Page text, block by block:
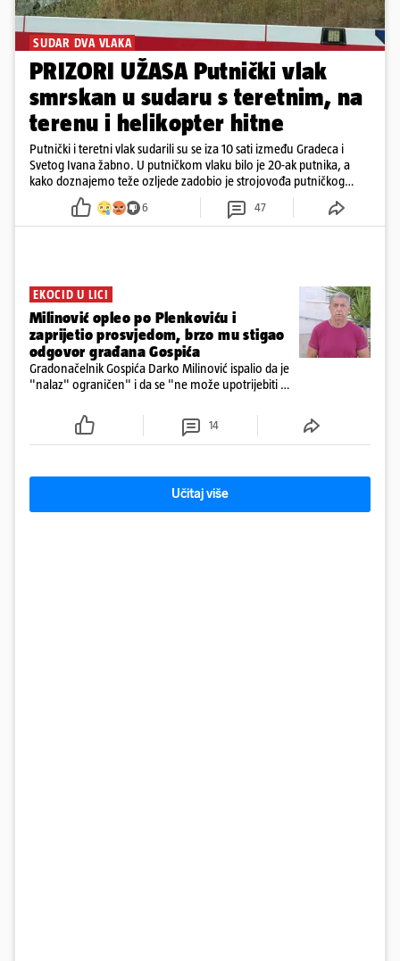
SUDAR DVA VLAKA
PRIZORI UŽASA Putnički vlak
smrskan u sudaru s teretnim, na
terenu i helikopter hitne
Putnički i teretni vlak sudarili su se iza 10 sati između Gradeca i
Svetog Ivana žabno. U putničkom vlaku bilo je 20-ak putnika, a
kako doznajemo teže ozljede zadobio je strojovođa putničkog
vlaka. Zatvoren je promet, a fotoreporteri Prigorskog objavili su
prve snimke s mjesta sudara
6 47
EKOCID U LICI
Milinović opleo po Plenkoviću i
zaprijetio prosvjedom, brzo mu stigao
odgovor građana Gospića
Gradonačelnik Gospića Darko Milinović ispalio da je
"nalaz" ograničen" i da se "ne može upotrijebiti za
ga je naručio Uskok i da je dio spisa
14
Učitaj više